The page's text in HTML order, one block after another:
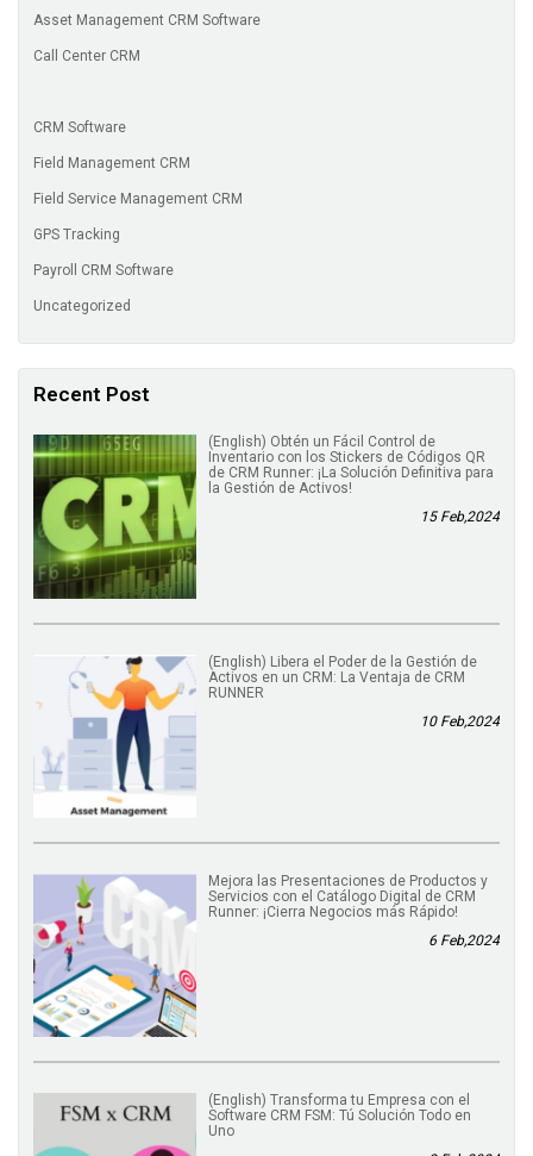
Asset Management CRM Software
Call Center CRM
CRM Software
Field Management CRM
Field Service Management CRM
GPS Tracking
Payroll CRM Software
Uncategorized
Recent Post
(English) Obtén un Fácil Control de
Inventario con los Stickers de Códigos QR
de CRM Runner: ¡La Solución Definitiva para
la Gestión de Activos!
15 Feb,2024
(English) Libera el Poder de la Gestión de
Activos en un CRM: La Ventaja de CRM
RUNNER
10 Feb,2024
Mejora las Presentaciones de Productos y
Servicios con el Catálogo Digital de CRM
Runner: ¡Cierra Negocios más Rápido!
6 Feb,2024
(English) Transforma tu Empresa con el
Software CRM FSM: Tú Solución Todo en
Uno